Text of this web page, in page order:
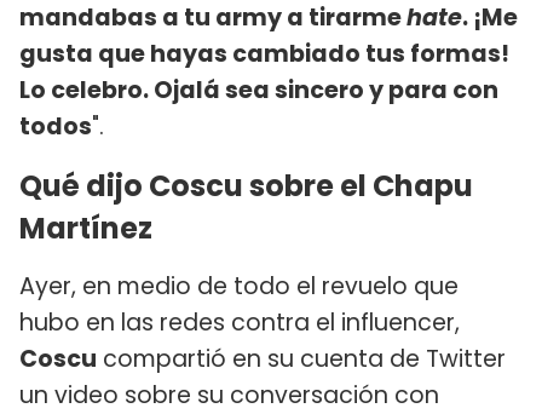
mandabas a tu army a tirarmehate. ¡Me
gusta que hayas cambiado tus formas!
Lo celebro. Ojalá sea sincero y para con
todos".
Qué dijo Coscu sobre el Chapu
Martínez
Ayer, en medio de todo el revuelo que
hubo en las redes contra el influencer,
Coscu compartió en su cuenta de Twitter
un video sobre su conversación con